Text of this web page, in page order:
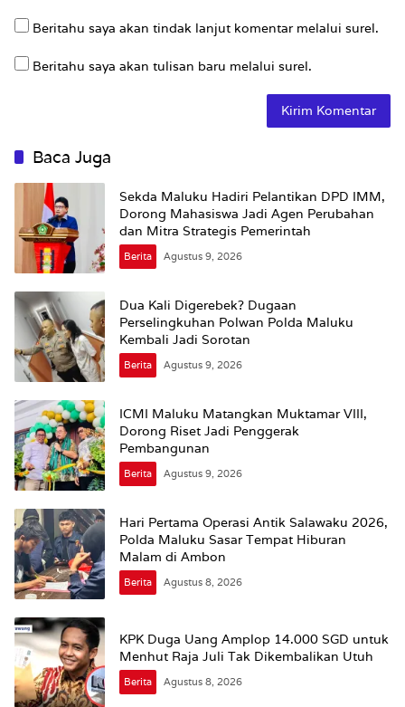
Beritahu saya akan tindak lanjut komentar melalui surel.
Beritahu saya akan tulisan baru melalui surel.
Baca Juga
Sekda Maluku Hadiri Pelantikan DPD IMM,
Dorong Mahasiswa Jadi Agen Perubahan
dan Mitra Strategis Pemerintah
Berita Agustus 9, 2026
Dua Kali Digerebek? Dugaan
Perselingkuhan Polwan Polda Maluku
Kembali Jadi Sorotan
Berita Agustus 9, 2026
ICMI Maluku Matangkan Muktamar VIII,
Dorong Riset Jadi Penggerak
Pembangunan
Berita Agustus 9, 2026
Hari Pertama Operasi Antik Salawaku 2026,
Polda Maluku Sasar Tempat Hiburan
Malam di Ambon
Berita Agustus 8, 2026
KPK Duga Uang Amplop 14.000 SGD untuk
Menhut Raja Juli Tak Dikembalikan Utuh
Berita Agustus 8, 2026